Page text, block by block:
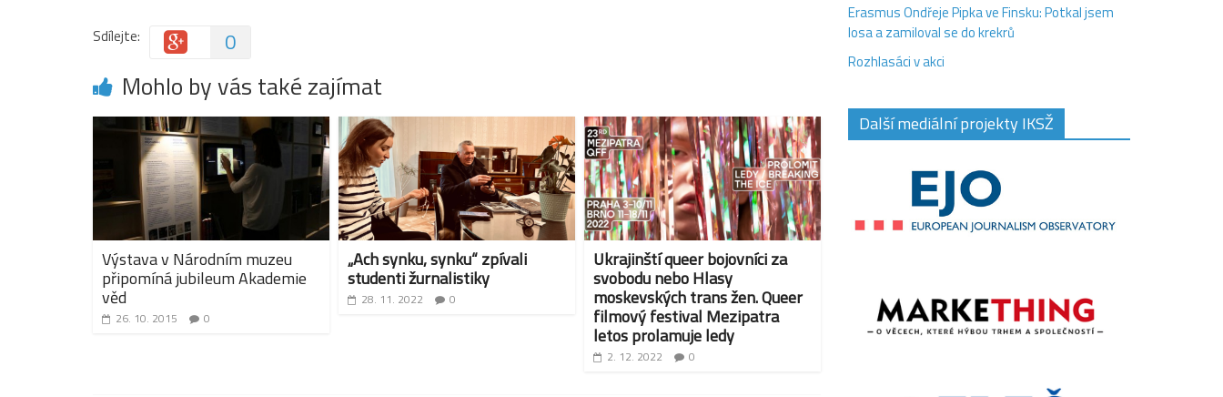
Sdílejte: 0
Mohlo by vás také zajímat
Výstava v Národním muzeu
připomíná jubileum Akademie
věd
26. 10. 2015 0
„Ach synku, synku“ zpívali
studenti žurnalistiky
28. 11. 2022 0
Ukrajinští queer bojovníci za
svobodu nebo Hlasy
moskevských trans žen. Queer
filmový festival Mezipatra
letos prolamuje ledy
2. 12. 2022 0
Erasmus Ondřeje Pipka ve Finsku: Potkal jsem
losa a zamiloval se do krekrů
Rozhlasáci v akci
Další mediální projekty IKSŽ